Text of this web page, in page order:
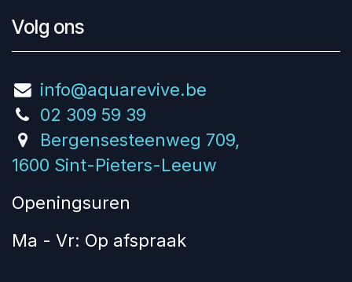
Volg ons
info@aquarevive.be
02 309 59 39
Bergensesteenweg 709,
1600 Sint-Pieters-Leeuw
Openingsuren
Ma - Vr: Op afspraak